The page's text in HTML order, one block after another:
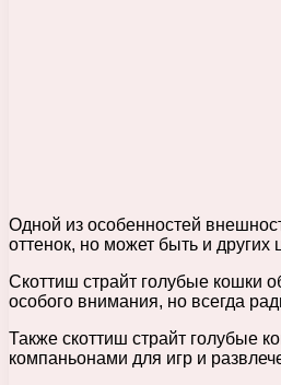
Одной из особенностей
оттенок, но может быть и
Скоттиш страйт голубые кошки
особого внимания, но всегда
Также скоттиш страйт голубые
компаньонами для игр и